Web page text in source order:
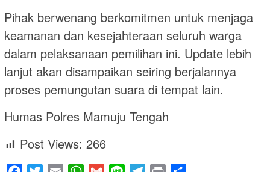
Pihak berwenang berkomitmen untuk menjaga
keamanan dan kesejahteraan seluruh warga
dalam pelaksanaan pemilihan ini. Update lebih
lanjut akan disampaikan seiring berjalannya
proses pemungutan suara di tempat lain.
Humas Polres Mamuju Tengah
Post Views: 266